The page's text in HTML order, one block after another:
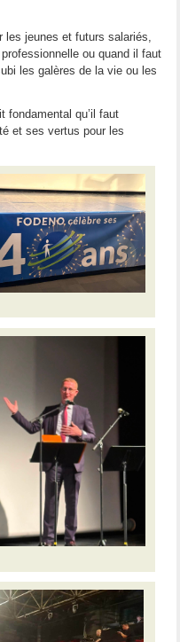
les jeunes et futurs salariés,
ou quand il faut
les galères de la vie ou les
fondamental qu’il faut
et ses vertus pour les